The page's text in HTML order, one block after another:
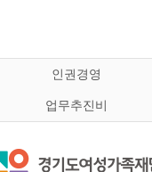
인권경영
업무추진비